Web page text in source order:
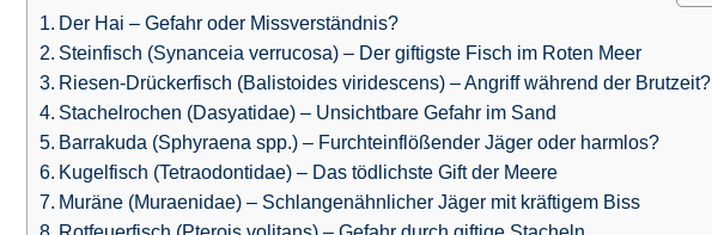
Der Hai – Gefahr oder Missverständnis?
Steinfisch (Synanceia verrucosa) – Der giftigste Fisch im Roten Meer
Riesen-Drückerfisch (Balistoides viridescens) – Angriff während der Brutzeit?
Stachelrochen (Dasyatidae) – Unsichtbare Gefahr im Sand
Barrakuda (Sphyraena spp.) – Furchteinflößender Jäger oder harmlos?
Kugelfisch (Tetraodontidae) – Das tödlichste Gift der Meere
Muräne (Muraenidae) – Schlangenähnlicher Jäger mit kräftigem Biss